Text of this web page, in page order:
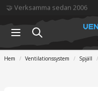
🏆 Störst på ventilation
Hem Ventilationssystem Spjäll